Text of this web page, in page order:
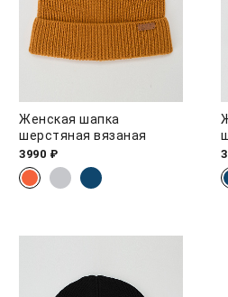
Женская шапка
шерстяная вязаная
3990 ₽